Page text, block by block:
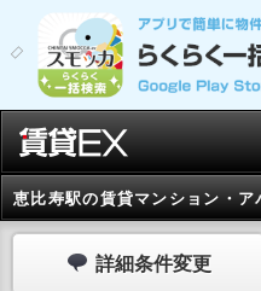
恵比寿駅の賃貸マンション・ア
詳細条件変更